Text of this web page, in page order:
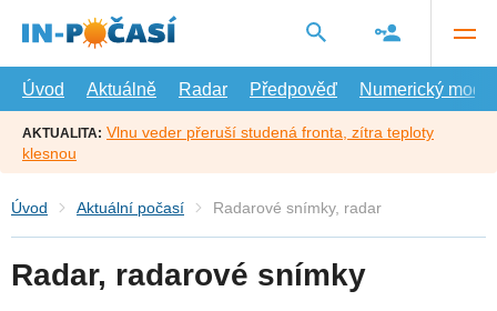
hlavní
Úvod
Aktuálně Radar Předpověď Numerický model
AKTUALITA: Vlnu veder přeruší studená fronta, zítra teploty
klesnou
Úvod Aktuální počasí Radarové snímky, radar
Radar, radarové snímky